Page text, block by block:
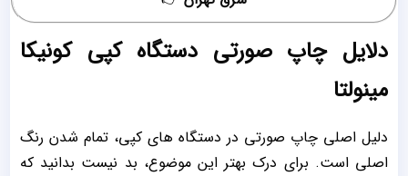
دلایل چاپ صورتی دستگاه کپی کونیکا
مینولتا
دلیل اصلی چاپ صورتی در دستگاه های کپی، تمام شدن رنگ
اصلی است. برای درک بهتر این موضوع، بد نیست بدانید که